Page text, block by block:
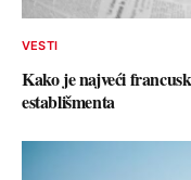
VESTI
Kako je najveći
establišmenta